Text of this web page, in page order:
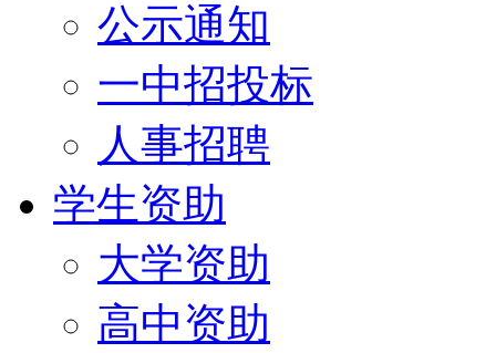
公示通知
一中招投标
人事招聘
学生资助
大学资助
高中资助